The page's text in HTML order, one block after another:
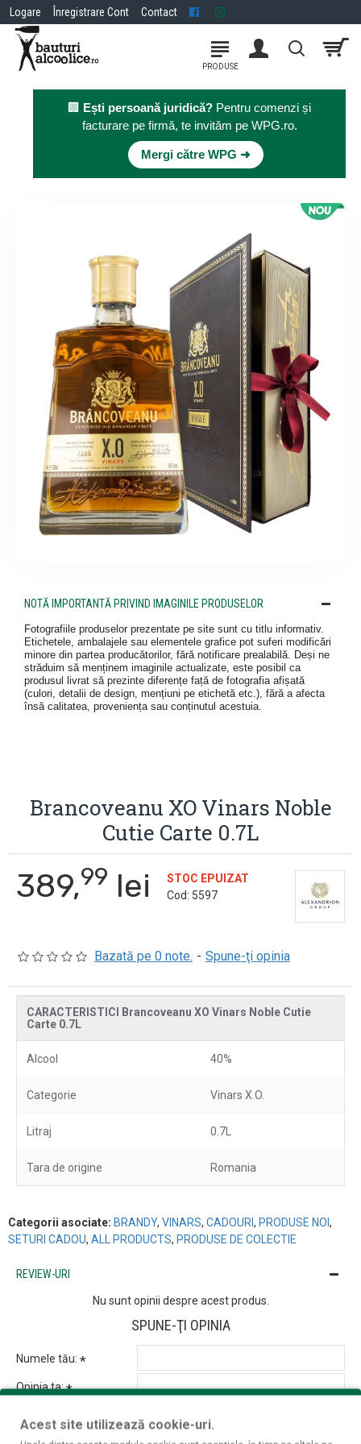
Logare Înregistrare Cont Contact
🏢 Ești persoană juridică? Pentru comenzi și
facturare pe firmă, te invităm pe WPG.ro.
Mergi către WPG ➜
NOTĂ IMPORTANTĂ PRIVIND IMAGINILE PRODUSELOR
Fotografiile produselor prezentate pe site sunt cu titlu informativ.
Etichetele, ambalajele sau elementele grafice pot suferi modificări
minore din partea producătorilor, fără notificare prealabilă. Deși ne
străduim să menținem imaginile actualizate, este posibil ca
produsul livrat să prezinte diferențe față de fotografia afișată
(culori, detalii de design, mențiuni pe etichetă etc.), fără a afecta
însă calitatea, proveniența sau conținutul acestuia.
Brancoveanu XO Vinars Noble
Cutie Carte 0.7L
Bazată pe 0 note. - Spune-ţi opinia
389,99 lei
STOC EPUIZAT
Cod: 5597
CARACTERISTICI Brancoveanu XO Vinars Noble Cutie
Carte 0.7L
Alcool 40%
Categorie Vinars X.O.
Litraj 0.7L
Tara de origine Romania
Categorii asociate: BRANDY, VINARS, CADOURI, PRODUSE NOI ,
SETURI CADOU, ALL PRODUCTS, PRODUSE DE COLECTIE
REVIEW-URI
Nu sunt opinii despre acest produs.
SPUNE-ŢI OPINIA
Numele tău:
Opinia ta:
Acest site utilizează cookie-uri.